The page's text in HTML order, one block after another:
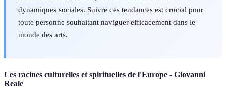
dynamiques sociales. Suivre ces tendances est crucial pour
toute personne souhaitant naviguer efficacement dans le
monde des arts.
Les racines culturelles et spirituelles de l'Europe - Giovanni
Reale